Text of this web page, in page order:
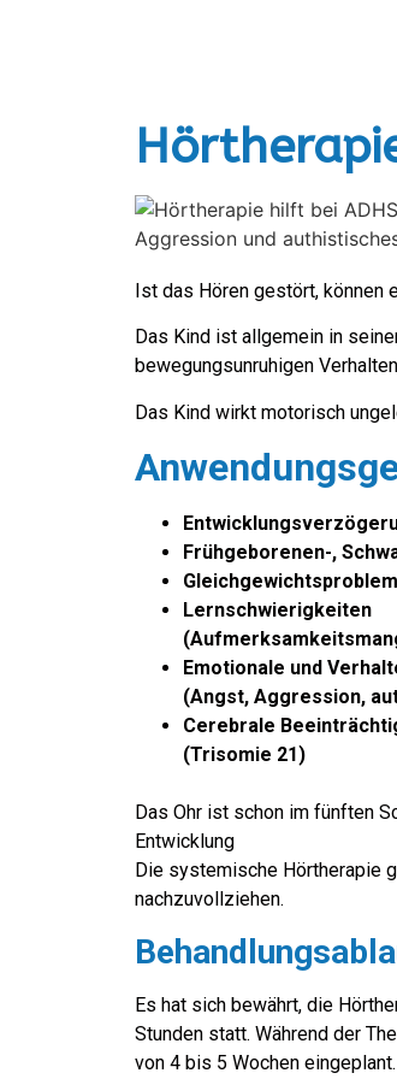
Ist das Hören gestört, können
Das Kind ist allgemein in
bewegungsunruhigen
Das Kind wirkt motorisch
Frühgeborenen-,
Lernschwierigkeiten
Emotionale und
(Angst, Aggression,
Cerebrale
(Trisomie 21)
Das Ohr ist schon im fünften
Entwicklung
Die systemische Hörtherapie
nachzuvollziehen.
Es hat sich bewährt, die
Stunden statt. Während der
von 4 bis 5 Wochen eingeplant.